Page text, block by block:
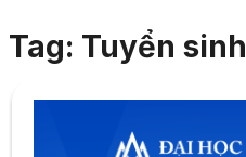
Tag: Tuyển sinh